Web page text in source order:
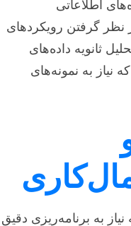
اطلاعاتی
نظر گرفتن رویکردهای
ثانویه داده‌های
نیاز به نمونه‌های
به برنامه‌ریزی دقیق